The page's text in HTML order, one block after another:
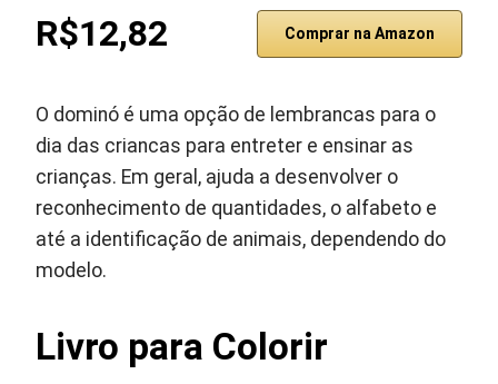
R$12,82 Comprar na Amazon
O dominó é uma opção de lembrancas para o
dia das criancas para entreter e ensinar as
crianças. Em geral, ajuda a desenvolver o
reconhecimento de quantidades, o alfabeto e
até a identificação de animais, dependendo do
modelo.
Livro para Colorir